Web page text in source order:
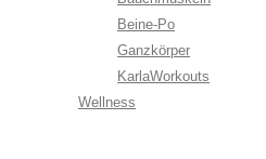
Beine-Po
Ganzkörper
KarlaWorkouts
Wellness